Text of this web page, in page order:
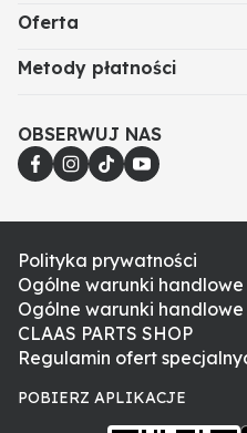
Oferta
Metody płatności
OBSERWUJ NAS
Polityka prywatności
Ogólne warunki handlowe
Ogólne warunki handlowe
CLAAS PARTS SHOP
Regulamin ofert
POBIERZ APLIKACJE